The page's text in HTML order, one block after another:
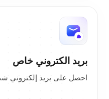
بريد الكتروني خاص
احصل على بريد إلكتروني